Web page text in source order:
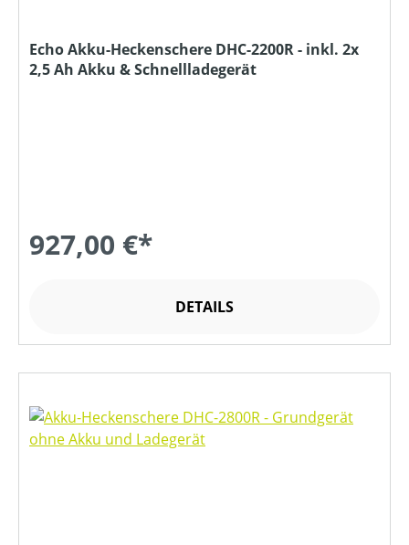
Echo Akku-Heckenschere DHC-2200R - inkl. 2x
2,5 Ah Akku & Schnellladegerät
927,00 €*
DETAILS